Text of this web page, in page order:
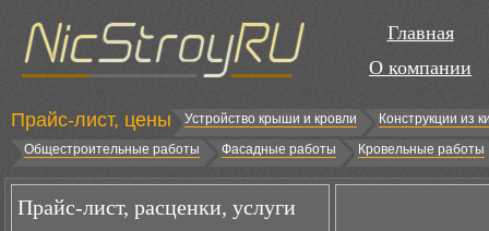
Главная
О компании
Прайс-лист, цены Устройство крыши и кровли
Конструкции из
Общестроительные работы
Фасадные работы Кровельные работы
Прайс-лист, расценки, услуги